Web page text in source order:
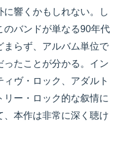
響くかもしれない。し
のバンドが単なる90年代
まらず、アルバム単位で
ったことが分かる。イン
ヴ・ロック、アダルト
ー・ロック的な叙情に
、本作は非常に深く聴け